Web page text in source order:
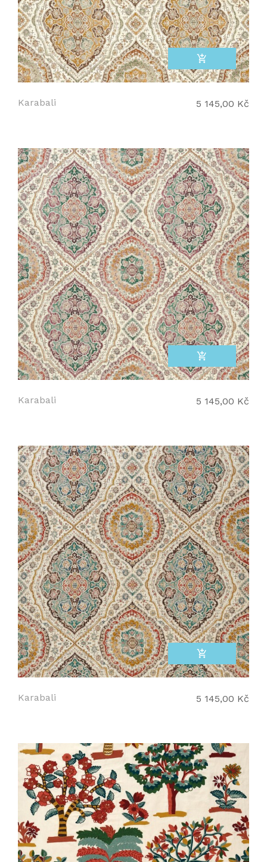
add_shopping_cart
Karabali 5 145,00 Kč
add_shopping_cart
Karabali 5 145,00 Kč
add_shopping_cart
Karabali 5 145,00 Kč